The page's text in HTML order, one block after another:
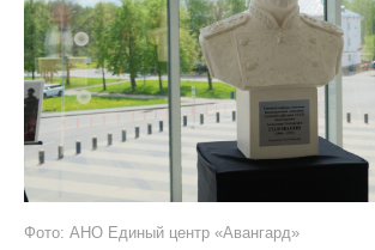
Фото: АНО Единый центр «Авангард»